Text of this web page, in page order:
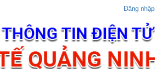
Đăng nhập